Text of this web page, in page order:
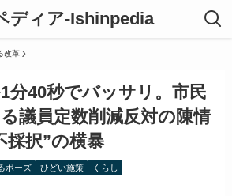
ディア-Ishinpedia
改革
分40秒でバッサリ。市民
議員定数削減反対の陳情
採択”の横暴
ポーズ ひどい施策 くらし